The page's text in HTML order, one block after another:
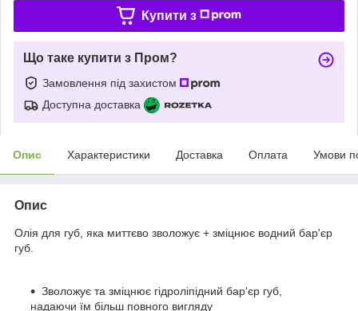
Купити з
Що таке купити з Пром?
Замовлення під захистом
Доступна доставка
Опис Характеристики Доставка Оплата Умови
Опис
Олія для губ, яка миттєво зволожує + зміцнює водний бар'єр
губ.
Зволожує та зміцнює гідроліпідний бар'єр губ,
надаючи їм більш повного вигляду